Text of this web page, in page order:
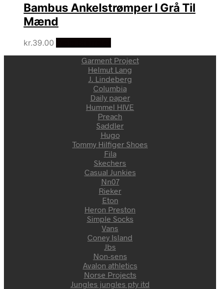
Bambus Ankelstrømper I Grå Til
Mænd
kr.39.00
Garment Project
Helmut Lang
J. Lindeberg
Columbia
Daily paper
Hummel HIVE
Preach
Saddler
Hugo
Tommy Hilfiger Shoes
Fila
Skechers
Casual Junkies
Nn07
Rieker
Eton
Heron Preston
Simple Socks
Vans
Coney Island
Jbs
Non-sens
Avalon athletics
Norse Projects
Jungles jungles pty itd